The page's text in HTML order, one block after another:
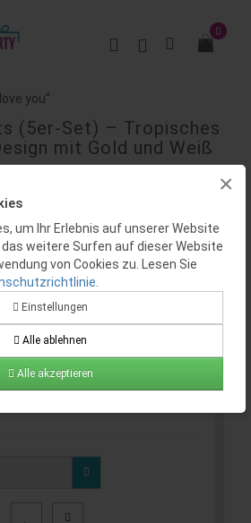
×
um Ihr Erlebnis auf unserer Website
weitere Surfen auf dieser Website
von Cookies zu. Lesen Sie
Einstellungen
Alle ablehnen
Alle akzeptieren
0
you“
(5er-Set) – Tropisches
mit Gold und Weiß
Lager